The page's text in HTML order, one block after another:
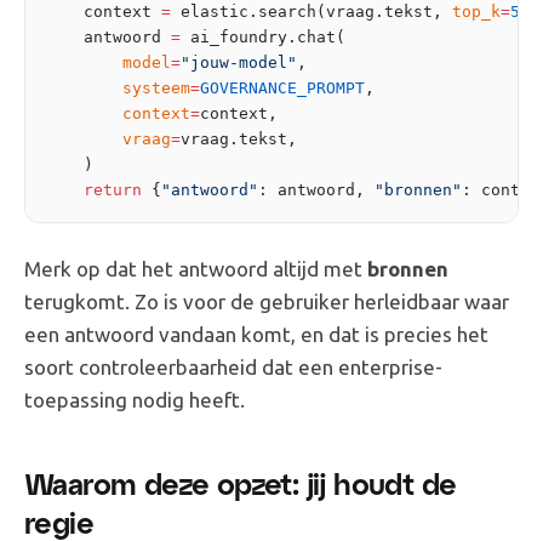
    context
= elastic.search(vraag.tekst, top_k=5
    antwoord
=
        model
="jouw-model" ,
        systeem
=GOVERNANCE_PROMPT ,
        context
=context,
        vraag
=vraag.tekst,
    )
    return
{ "antwoord" : antwoord, "bronnen" :
Merk op dat het antwoord altijd met bronnen
terugkomt. Zo is voor de gebruiker herleidbaar waar
een antwoord vandaan komt, en dat is precies het
soort controleerbaarheid dat een enterprise-
toepassing nodig heeft.
Waarom deze opzet: jij houdt de
regie